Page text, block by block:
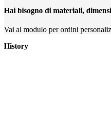
Hai bisogno di materiali,
Vai al modulo per ordini
History